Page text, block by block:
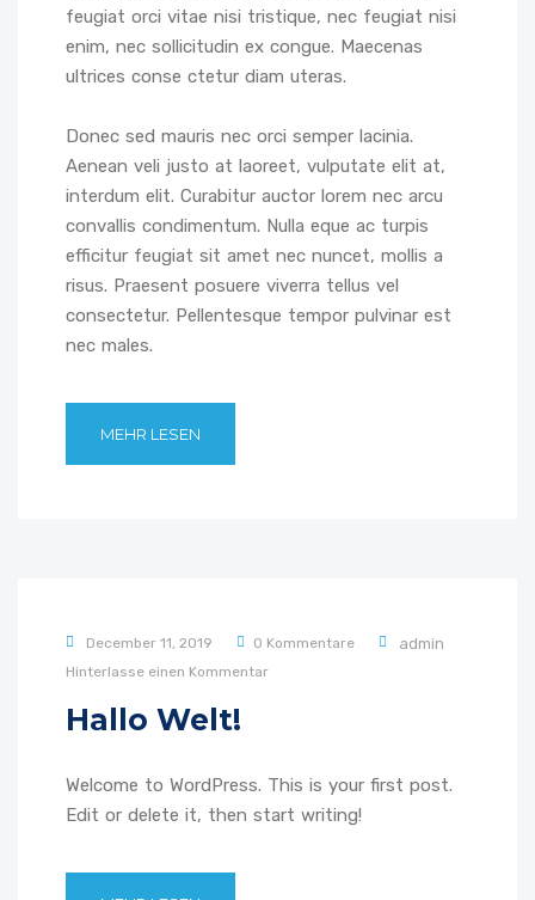
feugiat orci vitae nisi tristique, nec feugiat nisi
enim, nec sollicitudin ex congue. Maecenas
ultrices conse ctetur diam uteras.
Donec sed mauris nec orci semper lacinia.
Aenean veli justo at laoreet, vulputate elit at,
interdum elit. Curabitur auctor lorem nec arcu
convallis condimentum. Nulla eque ac turpis
efficitur feugiat sit amet nec nuncet, mollis a
risus. Praesent posuere viverra tellus vel
consectetur. Pellentesque tempor pulvinar est
nec males.
MEHR LESEN
December 11, 2019 0 Kommentare admin
Hinterlasse einen Kommentar
Hallo Welt!
Welcome to WordPress. This is your first post.
Edit or delete it, then start writing!